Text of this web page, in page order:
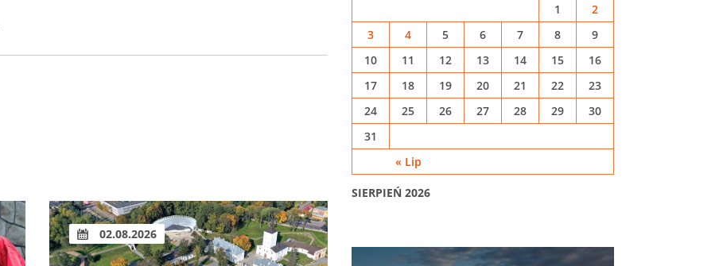
02.08.2026
SIERPIEŃ 2026
« Lip
1
2
3
4 5 6 7 8
9
10
11 12 13 14 15
16
17
18 19 20 21 22
23
24
25 26 27 28 29
30
31